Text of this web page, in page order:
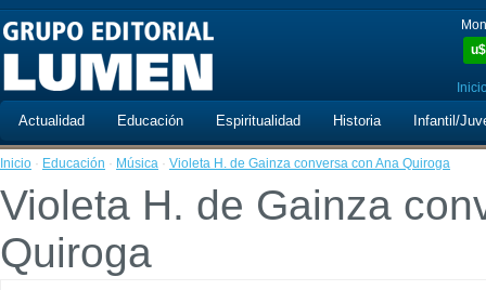
u$
Actualidad Educación Espiritualidad Historia Infantil/
Inicio · Educación · Música · Violeta H. de Gainza conversa con Ana Quiroga
Violeta H. de Gainza
Quiroga